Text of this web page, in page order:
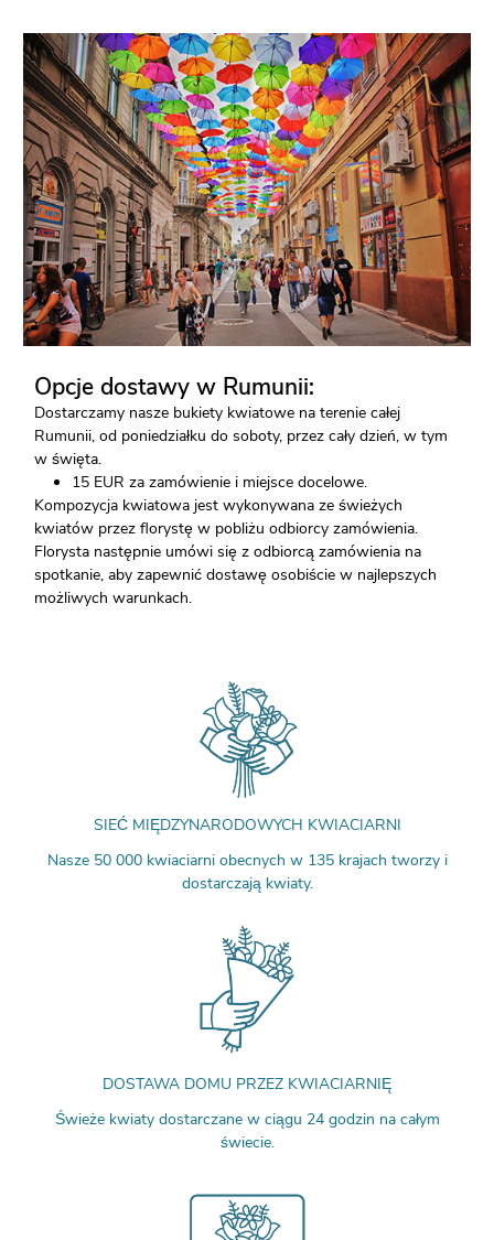
Opcje dostawy w Rumunii:
Dostarczamy nasze bukiety kwiatowe na terenie całej
Rumunii, od poniedziałku do soboty, przez cały dzień, w tym
w święta.
15 EUR za zamówienie i miejsce docelowe.
Kompozycja kwiatowa jest wykonywana ze świeżych
kwiatów przez florystę w pobliżu odbiorcy zamówienia.
Florysta następnie umówi się z odbiorcą zamówienia na
spotkanie, aby zapewnić dostawę osobiście w najlepszych
możliwych warunkach.
SIEĆ MIĘDZYNARODOWYCH KWIACIARNI
Nasze 50 000 kwiaciarni obecnych w 135 krajach tworzy i
dostarczają kwiaty.
DOSTAWA DOMU PRZEZ KWIACIARNIĘ
Świeże kwiaty dostarczane w ciągu 24 godzin na całym
świecie.